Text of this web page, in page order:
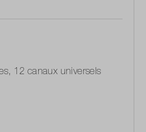
12 canaux universels